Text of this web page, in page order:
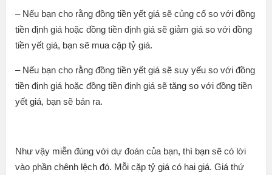
– Nếu bạn cho rằng đồng tiền yết giá sẽ củng cố so với đồng
tiền định giá hoặc đồng tiền định giá sẽ giảm giá so với đồng
tiền yết giá, bạn sẽ mua cặp tỷ giá.
– Nếu bạn cho rằng đồng tiền yết giá sẽ suy yếu so với đồng
tiền định giá hoặc đồng tiền định giá sẽ tăng so với đồng tiền
yết giá, bạn sẽ bán ra.
Như vậy miễn đúng với dự đoán của bạn, thì bạn sẽ có lời
vào phần chênh lệch đó. Mỗi cặp tỷ giá có hai giá. Giá thứ